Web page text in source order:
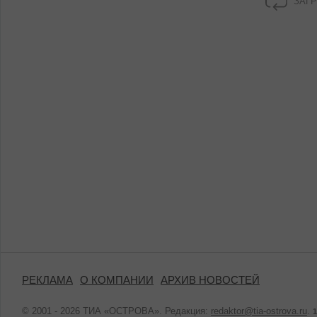
РЕКЛАМА О КОМПАНИИ АРХИВ НОВОСТЕЙ
© 2001 - 2026 ТИА «ОСТРОВА». Редакция: redaktor@tia-ostrova.ru